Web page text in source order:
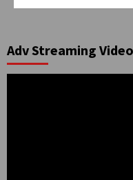
Adv Streaming